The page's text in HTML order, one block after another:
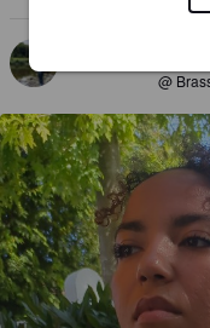
@